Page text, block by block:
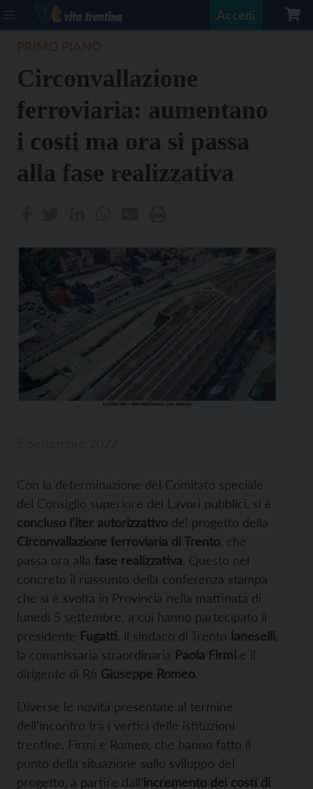
Accedi
Circonvallazione
ferroviaria: aumentano
i costi ma ora si passa
alla fase realizzativa
Con la determinazione del Comitato speciale
del Consiglio superiore dei Lavori pubblici, si è
concluso l’iter autorizzativo del progetto della
Circonvallazione ferroviaria di Trento , che
passa ora alla fase realizzativa. Questo nel
concreto il riassunto della conferenza stampa
che si è svolta in Provincia nella mattinata di
lunedì 5 settembre, a cui hanno partecipato il
presidente Fugatti , il sindaco di Trento Ianeselli
la commissaria straordinaria Paola Firmi e il
dirigente di Rfi Giuseppe Romeo.
Diverse le novità presentate al termine
dell’incontro tra i vertici delle istituzioni
trentine, Firmi e Romeo, che hanno fatto il
punto della situazione sullo sviluppo del
progetto, a partire dall’incremento dei costi di